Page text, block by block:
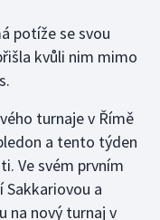
potíže se svou
kvůli nim mimo
turnaje v Římě
a tento týden
Ve svém prvním
Sakkariovou a
na nový turnaj v